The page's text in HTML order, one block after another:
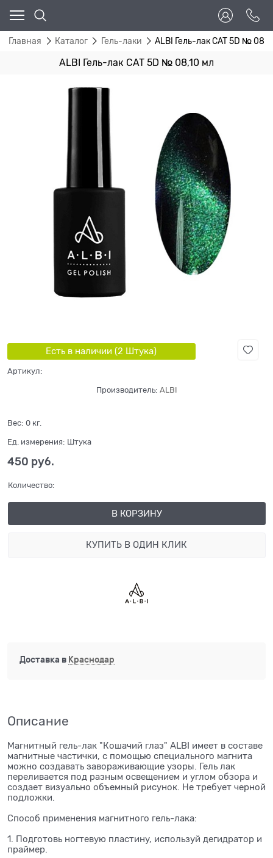
Главная Каталог Гель-лаки ALBI Гель-лак CAT 5D №
ALBI Гель-лак CAT 5D № 08,10 мл
Есть в наличии (2 Штука)
Артикул:
Производитель: ALBI
Вес: 0 кг.
Ед. измерения: Штука
450 руб.
Количество:
В КОРЗИНУ
КУПИТЬ В ОДИН КЛИК
Доставка в Краснодар
Описание
Магнитный гель-лак "Кошачий глаз" ALBI имеет в составе
магнитные частички, с помощью специального магнита
можно создавать завораживающие узоры. Гель лак
переливается под разным освещением и углом обзора и
создает визуально объемный рисунок. Не требует черной
подложки.
Способ применения магнитного гель-лака:
1. Подготовь ногтевую пластину, используй дегидратор и
праймер.